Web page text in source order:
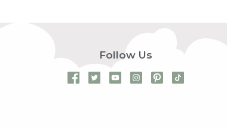
Follow Us